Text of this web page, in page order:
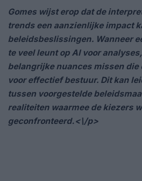
Gomes wijst erop dat de
trends een aanzienlijke impact
beleidsbeslissingen. Wanneer
te veel leunt op AI voor
belangrijke nuances missen die
voor effectief bestuur. Dit kan
tussen voorgestelde
realiteiten waarmee de kiezers
geconfronteerd.<\/p>